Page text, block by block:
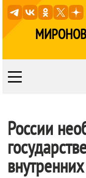
МИРОНОВ
России